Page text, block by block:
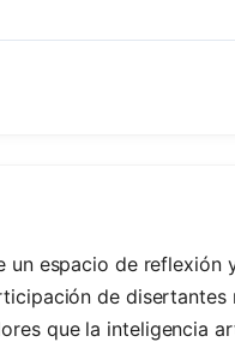
espacio de reflexión
de disertantes
que la inteligencia